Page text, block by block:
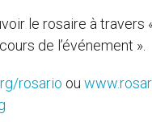
le rosaire à travers
de l’événement ».
rosario ou